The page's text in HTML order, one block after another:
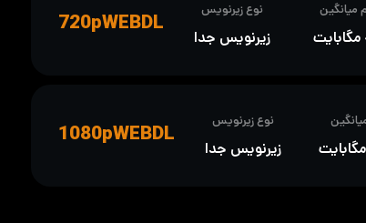
میانگین نوع زیرنویس
زیرنویس جدا
720pWEBDL
نوع زیرنویس
زیرنویس جدا
1080pWEBDL